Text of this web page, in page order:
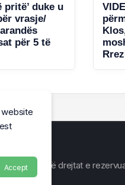
pritë’ duke u
vrasje/
për 5 të
website
Accept
Të gjitha të drejtat e